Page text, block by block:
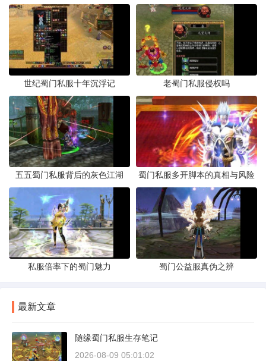
世纪蜀门私服十年沉浮记 老蜀门私服侵权吗
五五蜀门私服背后的灰色江湖 蜀门私服多开脚本的真相与风险
私服倍率下的蜀门魅力 蜀门公益服真伪之辨
最新文章
随缘蜀门私服生存笔记
2026-08-09 05:01:02